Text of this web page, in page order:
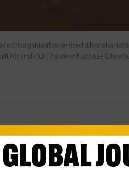
och organisationer med allvar ska
kraftfullt? skriver Nathalie
syfte att påverka. Åsikterna som uttrycks är
Vi tar emot repliker på max 2000 tecken
max 3500 tecken. Skicka din text tilljan-